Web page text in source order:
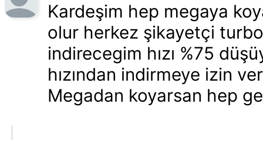
Kardeşim hep megaya
olur herkez şikayetçi
indirecegim hızı %75
hızından indirmeye izin
Megadan koyarsan hep